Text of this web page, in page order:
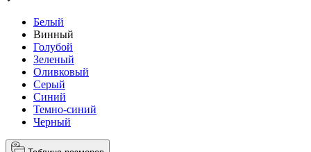
Белый
Винный
Голубой
Зеленый
Оливковый
Серый
Синий
Темно-синий
Черный